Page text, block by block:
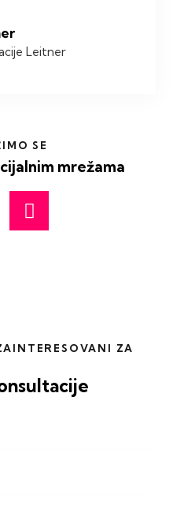
Leitner
SE
mrežama
ZA